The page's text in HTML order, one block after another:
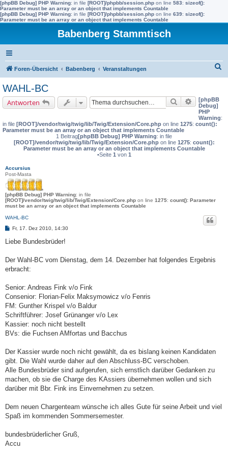
[phpBB Debug] PHP Warning: in file [ROOT]/phpbb/session.php on line 583: sizeof():
Parameter must be an array or an object that implements Countable
[phpBB Debug] PHP Warning: in file [ROOT]/phpbb/session.php on line 639: sizeof():
Parameter must be an array or an object that implements Countable
Babenberg Stammtisch
Foren-Übersicht Babenberg Veranstaltungen
WAHL-BC
Antworten Suche Erweiterte
[phpBB
Debug]
PHP
Warning:
in file [ROOT]/vendor/twig/twig/lib/Twig/Extension/Core.php on line 1275: count():
Parameter must be an array or an object that implements Countable
1 Beitrag[phpBB Debug] PHP Warning: in file
[ROOT]/vendor/twig/twig/lib/Twig/Extension/Core.phpon line 1275: count():
Parameter must be an array or an object that implements Countable
•Seite 1 von 1
Accursius
Post-Masta
[phpBB Debug] PHP Warning: in file
[ROOT]/vendor/twig/twig/lib/Twig/Extension/Core.php on line 1275: count(): Parameter
must be an array or an object that implements Countable
WAHL-BC
B
i
a
Fr, 17. Dez 2010, 14:30
Liebe Bundesbrüder!
Der Wahl-BC vom Dienstag, dem 14. Dezember hat folgendes Ergebnis
erbracht:
Senior: Andreas Fink v/o Fink
Consenior: Florian-Felix Maksymowicz v/o Fenris
FM: Gunther Krispel v/o Baldur
Schriftführer: Josef Grünanger v/o Lex
Kassier: noch nicht bestellt
BVs: die Fuchsen AMfortas und Bacchus
Der Kassier wurde noch nicht gewählt, da es bislang keinen Kandidaten
gibt. Die Wahl wurde daher auf den Abschluss-BC verschoben.
Alle Bundesbrüder sind aufgerufen, sich ernstlich darüber Gedanken zu
machen, ob sie die Charge des KAssiers übernehmen wollen und sich
darüber mit Bbr. Fink ins Einvernehmen zu setzen.
Dem neuen Chargenteam wünsche ich alles Gute für seine Arbeit und viel
Spaß im kommenden Sommersemester.
bundesbrüderlicher Gruß,
Accu